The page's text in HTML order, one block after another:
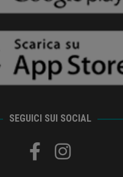
SEGUICI SUI SOCIAL